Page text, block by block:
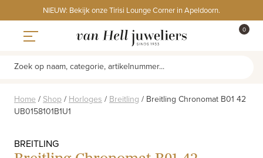
to
content
NIEUW: Bekijk onze Tirisi Lounge Corner in Apeldoorn.
0
Zoek op naam, categorie, artikelnummer...
Home / Shop / Horloges / Breitling / Breitling Chronomat B01 42
UB0158101B1U1
BREITLING